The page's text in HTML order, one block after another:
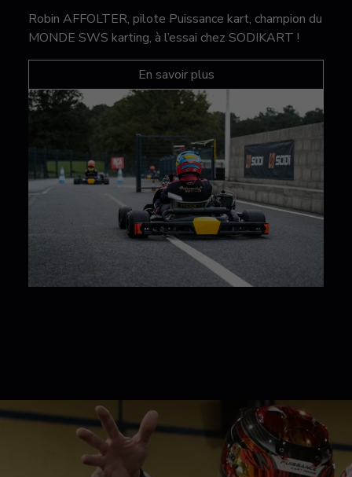
Robin AFFOLTER, pilote Puissance kart, champion du
MONDE SWS karting, à l’essai chez SODIKART !
En savoir plus